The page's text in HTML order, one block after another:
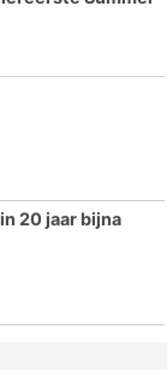
20 jaar bijna